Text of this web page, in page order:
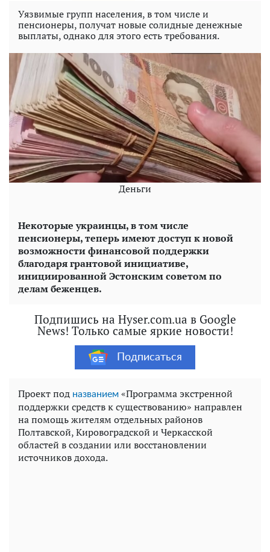
Уязвимые групп населения, в том числе и
пенсионеры, получат новые солидные денежные
выплаты, однако для этого есть требования.
Деньги
Некоторые украинцы, в том числе
пенсионеры, теперь имеют доступ к новой
возможности финансовой поддержки
благодаря грантовой инициативе,
инициированной Эстонским советом по
делам беженцев.
Подпишись на Hyser.com.ua в Google
News! Только самые яркие новости!
Подписаться
Проект под названием «Программа экстренной
поддержки средств к существованию» направлен
на помощь жителям отдельных районов
Полтавской, Кировоградской и Черкасской
областей в создании или восстановлении
источников дохода.